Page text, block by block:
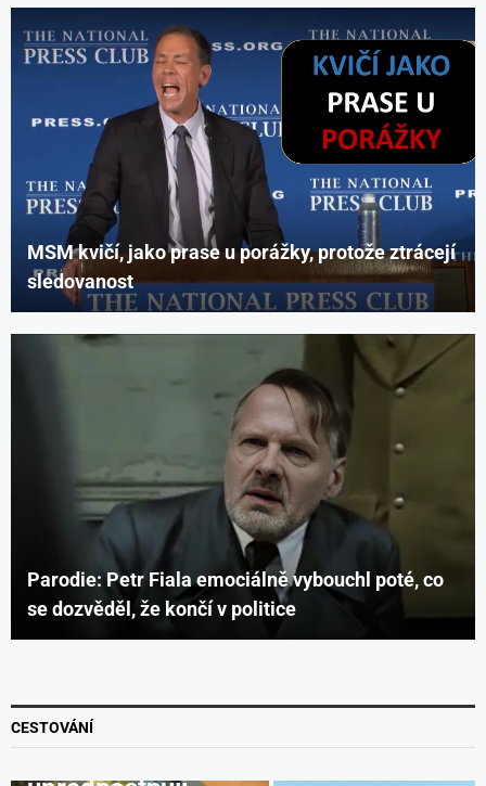
MSM kvičí, jako prase u porážky, protože ztrácejí
sledovanost
Parodie: Petr Fiala emociálně vybouchl poté, co
se dozvěděl, že končí v politice
CESTOVÁNÍ
Cestování Spiritualita
cestovatelský
trend: Lidé